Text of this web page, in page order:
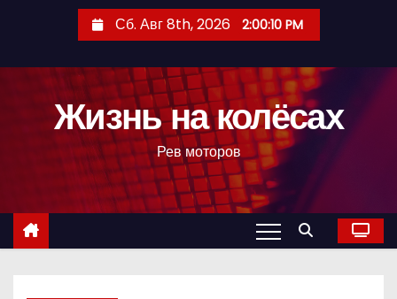
с
Сб. Авг 8th, 2026 2:00:11 PM
Жизнь на колёсах
Рев моторов